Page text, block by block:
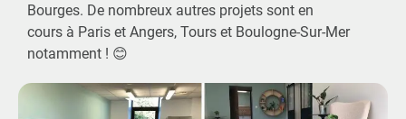
Bourges. De nombreux autres projets sont en
cours à Paris et Angers, Tours et Boulogne-Sur-Mer
notamment ! 😊